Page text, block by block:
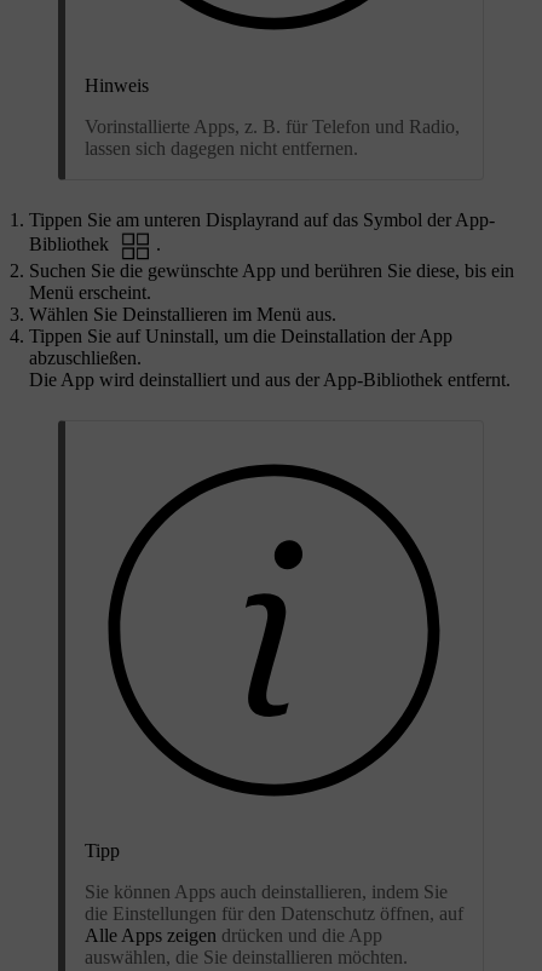
Hinweis
Vorinstallierte Apps, z. B. für Telefon und Radio,
lassen sich dagegen nicht entfernen.
Tippen Sie am unteren Displayrand auf das Symbol der App-
Bibliothek
Suchen Sie die gewünschte App und berühren Sie diese, bis ein
Menü erscheint.
Wählen Sie Deinstallieren im Menü aus.
Tippen Sie aufUninstall, um die Deinstallation der App
abzuschließen.
Die App wird deinstalliert und aus der App-Bibliothek entfernt.
Tipp
Sie können Apps auch deinstallieren, indem Sie
die Einstellungen für den Datenschutz öffnen, auf
Alle Apps zeigen drücken und die App
auswählen, die Sie deinstallieren möchten.